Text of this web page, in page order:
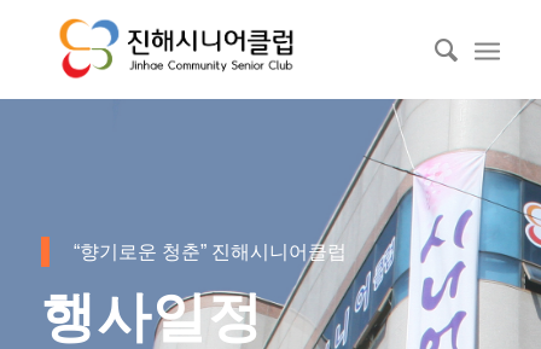
“향기로운 청춘” 진해시니어클럽
행사일정